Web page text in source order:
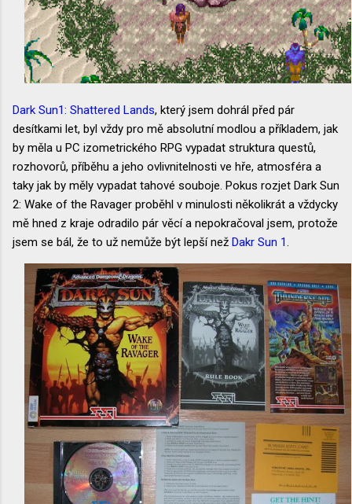
Dark Sun1: Shattered Lands, který jsem dohrál před pár
desítkami let, byl vždy pro mě absolutní modlou a příkladem, jak
by měla u PC izometrického RPG vypadat struktura questů,
rozhovorů, příběhu a jeho ovlivnitelnosti ve hře, atmosféra a
taky jak by měly vypadat tahové souboje. Pokus rozjet Dark Sun
2: Wake of the Ravager proběhl v minulosti několikrát a vždycky
mě hned z kraje odradilo pár věcí a nepokračoval jsem, protože
jsem se bál, že to už nemůže být lepší než Dakr Sun 1.